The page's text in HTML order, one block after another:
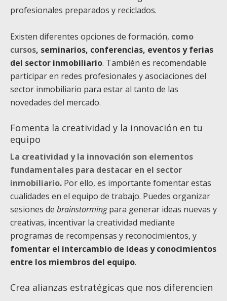
profesionales preparados y reciclados.
Existen diferentes opciones de formación, como
cursos, seminarios, conferencias, eventos y ferias
del sector inmobiliario. También es recomendable
participar en redes profesionales y asociaciones del
sector inmobiliario para estar al tanto de las
novedades del mercado.
Fomenta la creatividad y la innovación en tu
equipo
La creatividad y la innovación son elementos
fundamentales para destacar en el sector
inmobiliario. Por ello, es importante fomentar estas
cualidades en el equipo de trabajo. Puedes organizar
sesiones de brainstormingpara generar ideas nuevas y
creativas, incentivar la creatividad mediante
programas de recompensas y reconocimientos, y
fomentar el intercambio de ideas y conocimientos
entre los miembros del equipo.
Crea alianzas estratégicas que nos diferencien